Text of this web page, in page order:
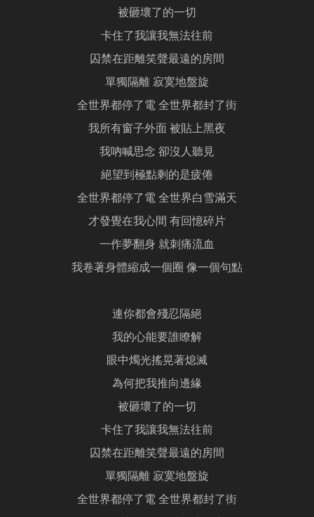
被砸壞了的一切
卡住了我讓我無法往前
囚禁在距離笑聲最遠的房間
單獨隔離 寂寞地盤旋
全世界都停了電 全世界都封了街
我所有窗子外面 被貼上黑夜
我吶喊思念 卻沒人聽見
絕望到極點剩的是疲倦
全世界都停了電 全世界白雪滿天
才發覺在我心間 有回憶碎片
一作夢翻身 就刺痛流血
我卷著身體縮成一個圈 像一個句點
連你都會殘忍隔絕
我的心能要誰瞭解
眼中燭光搖晃著熄滅
為何把我推向邊緣
被砸壞了的一切
卡住了我讓我無法往前
囚禁在距離笑聲最遠的房間
單獨隔離 寂寞地盤旋
全世界都停了電 全世界都封了街